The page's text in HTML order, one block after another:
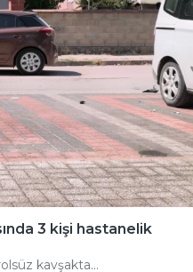
3 kişi hastanelik
kavşakta...